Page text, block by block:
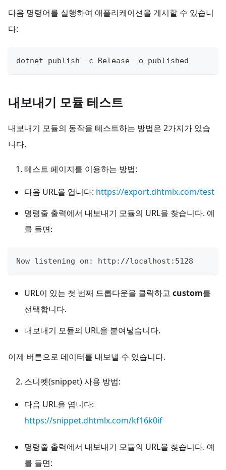
다음 명령어를 실행하여 애플리케이션을 게시할 수 있습니
다:
dotnet publish -c Release -o published
내보내기 모듈 테스트
내보내기 모듈의 동작을 테스트하는 방법은 2가지가 있습
니다.
테스트 페이지를 이용하는 방법:
다음 URL을 엽니다: https://export.dhtmlx.com/test
명령줄 출력에서 내보내기 모듈의 URL을 찾습니다. 예
를 들면:
Now listening on: http://localhost:5128
URL이 있는 첫 번째 드롭다운을 클릭하고 custom를
선택합니다.
내보내기 모듈의 URL을 붙여넣습니다.
이제 버튼으로 데이터를 내보낼 수 있습니다.
스니펫(snippet) 사용 방법:
다음 URL을 엽니다:
https://snippet.dhtmlx.com/kf16k0if
명령줄 출력에서 내보내기 모듈의 URL을 찾습니다. 예
를 들면: